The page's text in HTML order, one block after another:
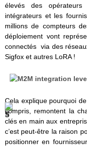
élevés des
intégrateurs et les
millions de compteurs
déploiement vont
connectés via des
Sigfox et autres LoRA !
Cela explique pourquoi
compris, remontent la
clés en main aux
c’est peut-être la raison
positionner en